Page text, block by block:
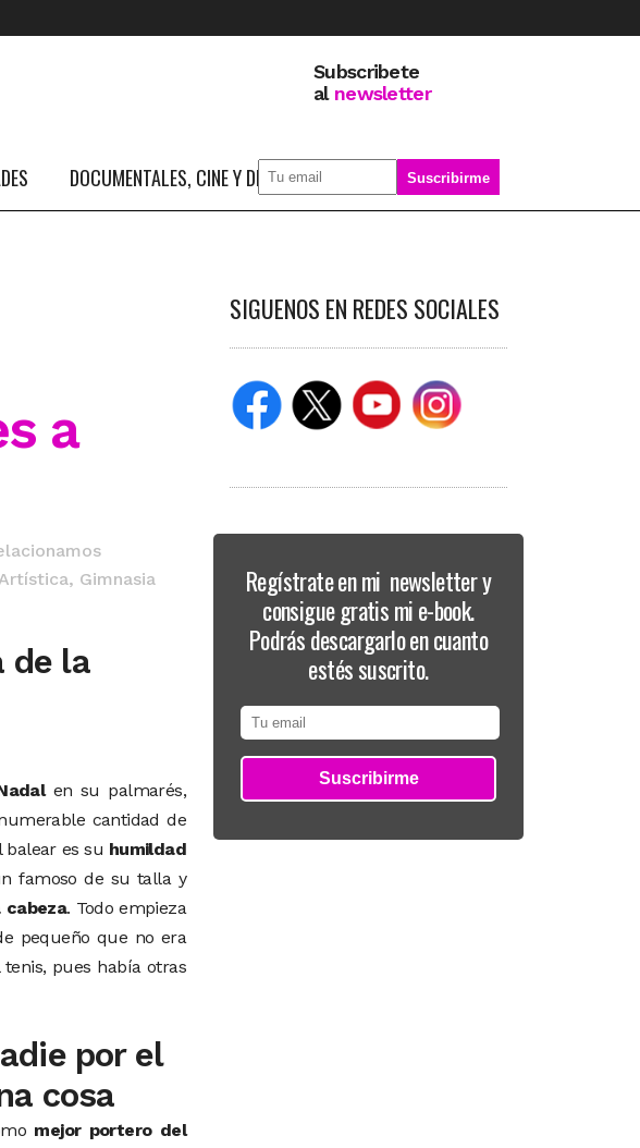
Subscribete
al newsletter
DOCUMENTALES, CINE Y DEPORTE SOBRE MÍ
a
, Gimnasia
de la
en su palmarés,
cantidad de
balear es su humildad
famoso de su talla y
cabeza. Todo empieza
pequeño que no era
pues había otras
por el
cosa
mejor portero del
SIGUENOS EN REDES SOCIALES
Regístrate en mi newsletter y
consigue gratis mi e-book.
Podrás descargarlo en cuanto
estés suscrito.